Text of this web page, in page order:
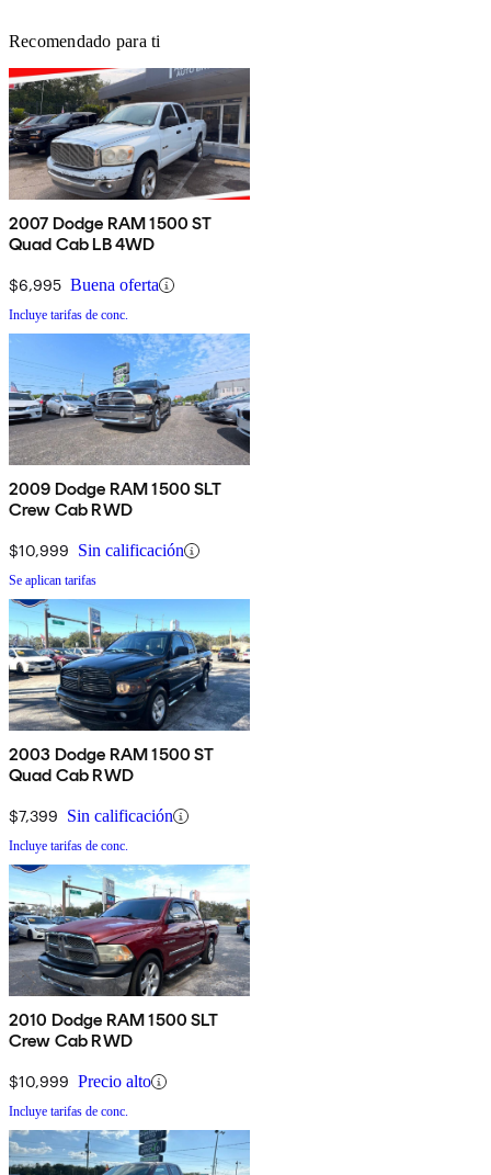
Recomendado para ti
2007 Dodge RAM 1500 ST
Quad Cab LB 4WD
$6,995 Buena oferta
Incluye tarifas de conc.
2009 Dodge RAM 1500 SLT
Crew Cab RWD
$10,999 Sin calificación
Se aplican tarifas
2003 Dodge RAM 1500 ST
Quad Cab RWD
$7,399 Sin calificación
Incluye tarifas de conc.
2010 Dodge RAM 1500 SLT
Crew Cab RWD
$10,999 Precio alto
Incluye tarifas de conc.